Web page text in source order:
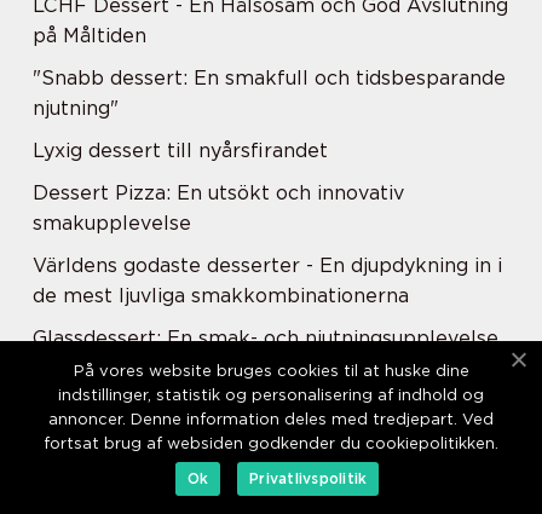
LCHF Dessert - En Hälsosam och God Avslutning
på Måltiden
"Snabb dessert: En smakfull och tidsbesparande
njutning"
Lyxig dessert till nyårsfirandet
Dessert Pizza: En utsökt och innovativ
smakupplevelse
Världens godaste desserter - En djupdykning in i
de mest ljuvliga smakkombinationerna
Glassdessert: En smak- och njutningsupplevelse
utöver det vanliga
Snabb kladdkaka: En smaskig och snabb dessert
Vegan Dessert: A Comprehensive Guide to
Delicious Plant-based Sweets
På vores website bruges cookies til at huske dine
indstillinger, statistik og personalisering af indhold og
annoncer. Denne information deles med tredjepart. Ved
fortsat brug af websiden godkender du cookiepolitikken.
Ok
Privatlivspolitik